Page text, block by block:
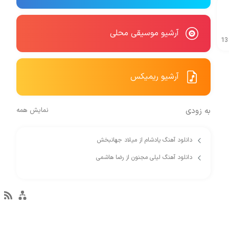
13
آرشیو موسیقی محلی
آرشیو ریمیکس
به زودی نمایش همه
دانلود آهنگ یادشام از میلاد جهانبخش
دانلود آهنگ لیلی مجنون از رضا هاشمی